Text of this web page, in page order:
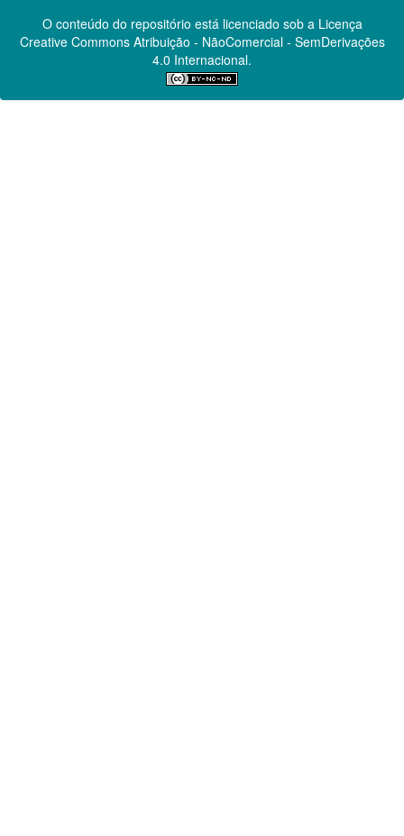
O conteúdo do repositório está licenciado sob a Licença
Creative CommonsAtribuição - NãoComercial - SemDerivações
4.0 Internacional.